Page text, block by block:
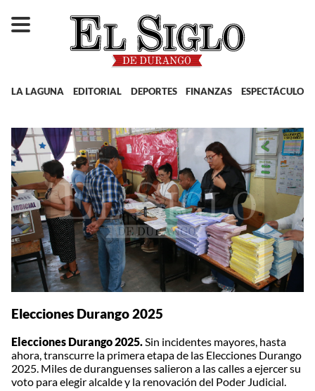
LA LAGUNA EDITORIAL DEPORTES FINANZAS ESPECTÁCULOS
Elecciones Durango 2025
Elecciones Durango 2025.Sin incidentes mayores, hasta
ahora, transcurre la primera etapa de las Elecciones Durango
2025. Miles de duranguenses salieron a las calles a ejercer su
voto para elegir alcalde y la renovación del Poder Judicial.